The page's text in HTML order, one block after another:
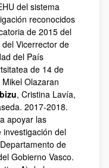
del sistema
reconocidos
de 2015 del
Vicerrector de
del País
de 14 de
Olazaran
, Cristina Lavía,
2017-2018.
apoyar las
del
de
Gobierno Vasco.